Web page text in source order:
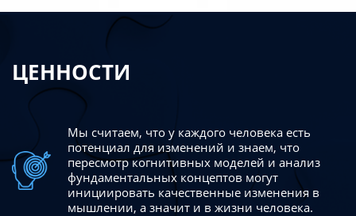
ЦЕННОСТИ
Мы считаем, что у каждого человека есть
потенциал для изменений и знаем, что
пересмотр когнитивных моделей и анализ
фундаментальных концептов могут
инициировать качественные изменения в
мышлении, а значит и в жизни человека.